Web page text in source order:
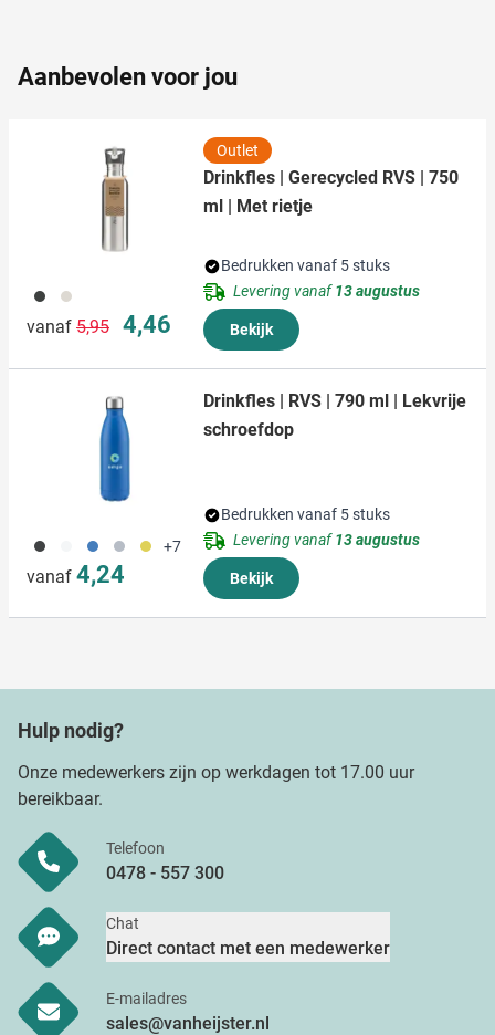
verzameld op basis van uw gebruik van hun services.
Aanbevolen voor jou
001 032
vanaf Normale prijs
5,95 Speciale prijs
4,46
Outlet
Drinkfles | Gerecycled RVS | 750
ml | Met rietje
Bedrukken vanaf 5 stuks
Levering vanaf13 augustus
Bekijk
001 005 027 006 +7
vanaf 4,24
Drinkfles | RVS | 790 ml | Lekvrije
schroefdop
Bedrukken vanaf 5 stuks
Levering vanaf13 augustus
Bekijk
Hulp nodig?
Onze medewerkers zijn op werkdagen tot 17.00 uur
bereikbaar.
Telefoon
0478 - 557 300
Chat
Direct contact met een medewerker
E-mailadres
sales@vanheijster.nl